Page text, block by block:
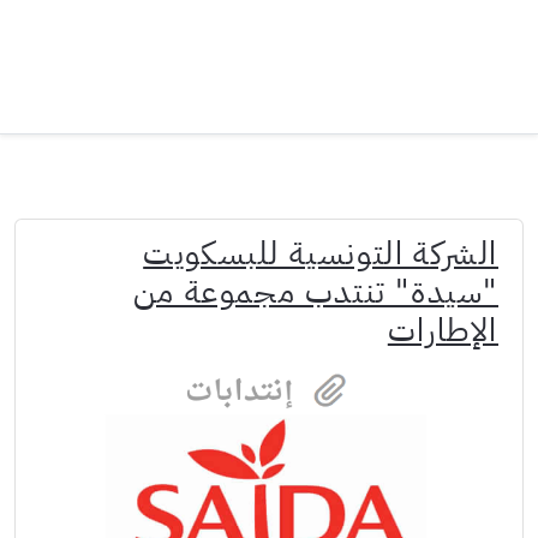
الشركة التونسية للبسكويت
"سيدة" تنتدب مجموعة من
الإطارات